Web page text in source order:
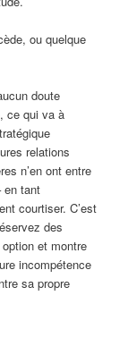
ou quelque
doute
ce qui va à
relations
n’en ont entre
en tant
courtiser. C’est
des
et montre
incompétence
sa propre